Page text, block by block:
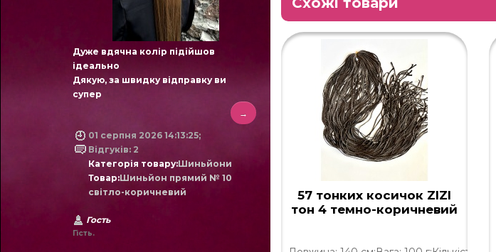
Дуже вдячна колір підійшов
ідеально
Дякую, за швидку відправку ви
супер
→
01 серпня 2026 14:13:25;
Відгуків: 2
Категорія товару:Шиньйони
Товар:Шиньйон прямий № 10
світло-коричневий
Гость
Гість.
57 тонких косичок ZIZI
тон 4 темно-коричневий